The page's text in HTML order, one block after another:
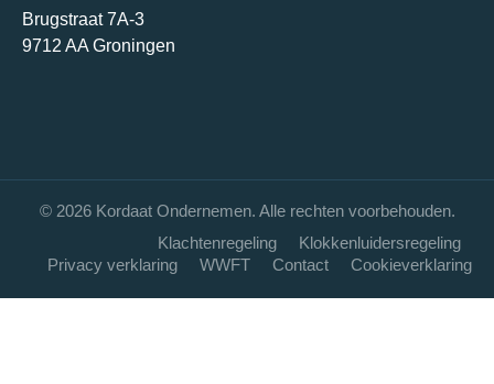
Brugstraat 7A-3
9712 AA Groningen
© 2026 Kordaat Ondernemen. Alle rechten voorbehouden.
Klachtenregeling
Klokkenluidersregeling
Privacy verklaring
WWFT Contact Cookieverklaring